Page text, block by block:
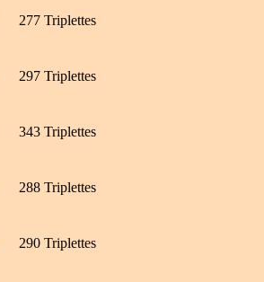
277 Triplettes
297 Triplettes
343 Triplettes
288 Triplettes
290 Triplettes